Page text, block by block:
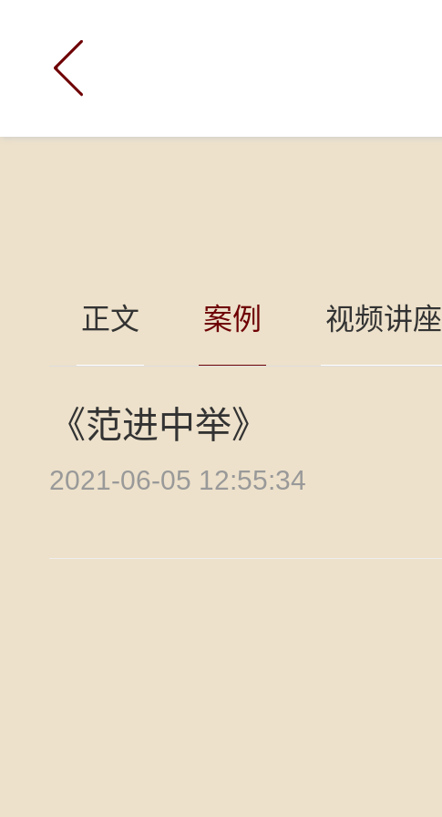

正文 案例 视频讲座
《范进中举》
2021-06-05 12:55:34